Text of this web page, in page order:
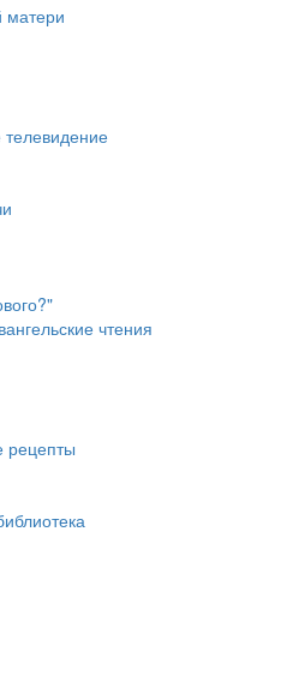
матери
чтения
рецепты